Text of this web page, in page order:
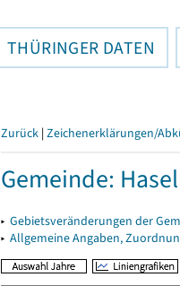
THÜRINGER DATEN
Zurück | Zeichenerklärungen/
Gemeinde:
▸ Gebietsveränderungen der
▸ Allgemeine Angaben,